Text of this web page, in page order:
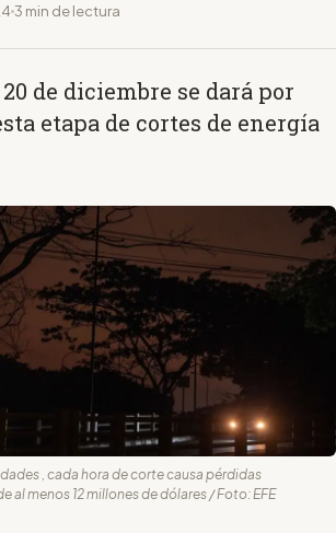
3 min de lectura
de diciembre se dará por
etapa de cortes de energía
, cada hora de corte causa pérdidas
al menos 12 millones de dólares / Foto: EFE